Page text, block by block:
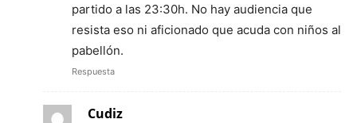
partido a las 23:30h. No hay audiencia que
resista eso ni aficionado que acuda con niños al
pabellón.
Respuesta
Cudiz